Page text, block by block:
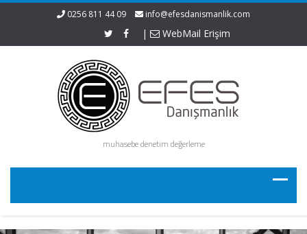
0256 811 44 09 info@efesdanismanlik.com
| WebMail Erişim
muhasebe denetim değerleme